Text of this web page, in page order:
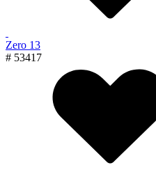
Zero 13
# 53417